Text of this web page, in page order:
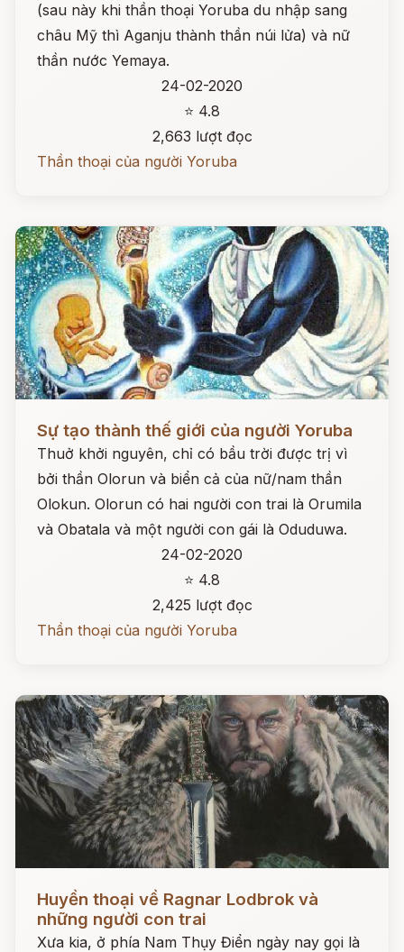
(sau này khi thần thoại Yoruba du nhập sang
châu Mỹ thì Aganju thành thần núi lửa) và nữ
thần nước Yemaya.
24-02-2020
⭐ 4.8
2,663 lượt đọc
Thần thoại của người Yoruba
Sự tạo thành thế giới của người Yoruba
Thuở khởi nguyên, chỉ có bầu trời được trị vì
bởi thần Olorun và biển cả của nữ/nam thần
Olokun. Olorun có hai người con trai là Orumila
và Obatala và một người con gái là Oduduwa.
24-02-2020
⭐ 4.8
2,425 lượt đọc
Thần thoại của người Yoruba
Đọc ngay
Huyền thoại về Ragnar Lodbrok và
những người con trai
Xưa kia, ở phía Nam Thụy Điển ngày nay gọi là